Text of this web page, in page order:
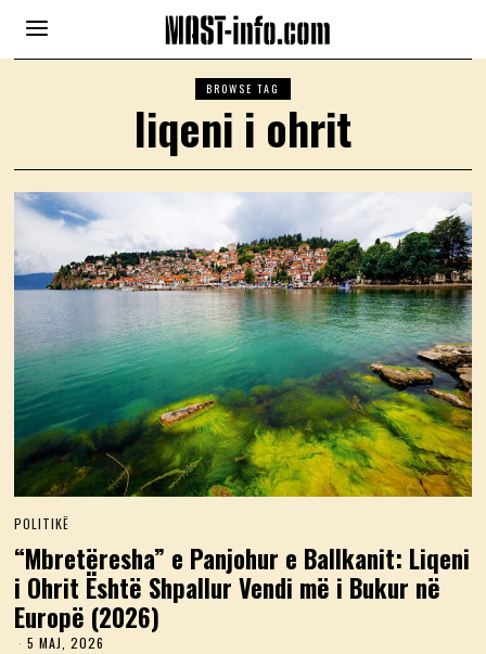
BROWSE TAG
liqeni i ohrit
POLITIKË
“Mbretëresha” e Panjohur e Ballkanit: Liqeni
i Ohrit Është Shpallur Vendi më i Bukur në
Europë (2026)
5 MAJ, 2026